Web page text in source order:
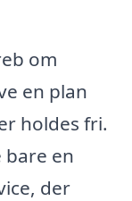
om
en plan
holdes fri.
bare en
der